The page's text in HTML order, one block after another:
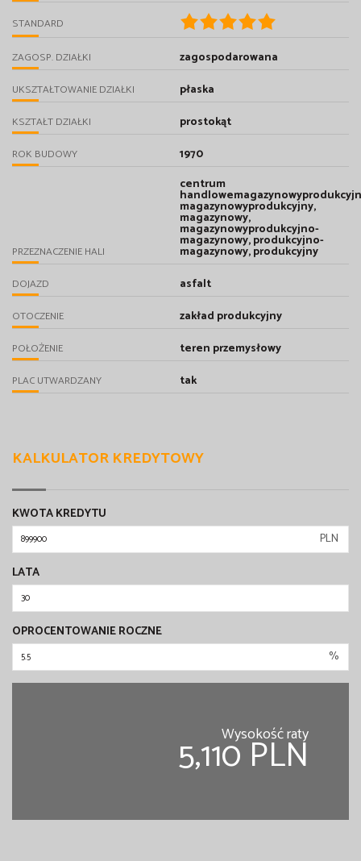
STANDARD
ZAGOSP. DZIAŁKI zagospodarowana
UKSZTAŁTOWANIE DZIAŁKI płaska
KSZTAŁT DZIAŁKI prostokąt
ROK BUDOWY 1970
PRZEZNACZENIE HALI
centrum
magazynowyprodukcyjny,
magazynowy,
magazynowyprodukcyjno-
magazynowy, produkcyjno-
magazynowy, produkcyjny
DOJAZD asfalt
OTOCZENIE zakład produkcyjny
POŁOŻENIE teren przemysłowy
PLAC UTWARDZANY tak
KALKULATOR KREDYTOWY
KWOTA KREDYTU
PLN
LATA
OPROCENTOWANIE ROCZNE
%
Wysokość raty
5,110 PLN